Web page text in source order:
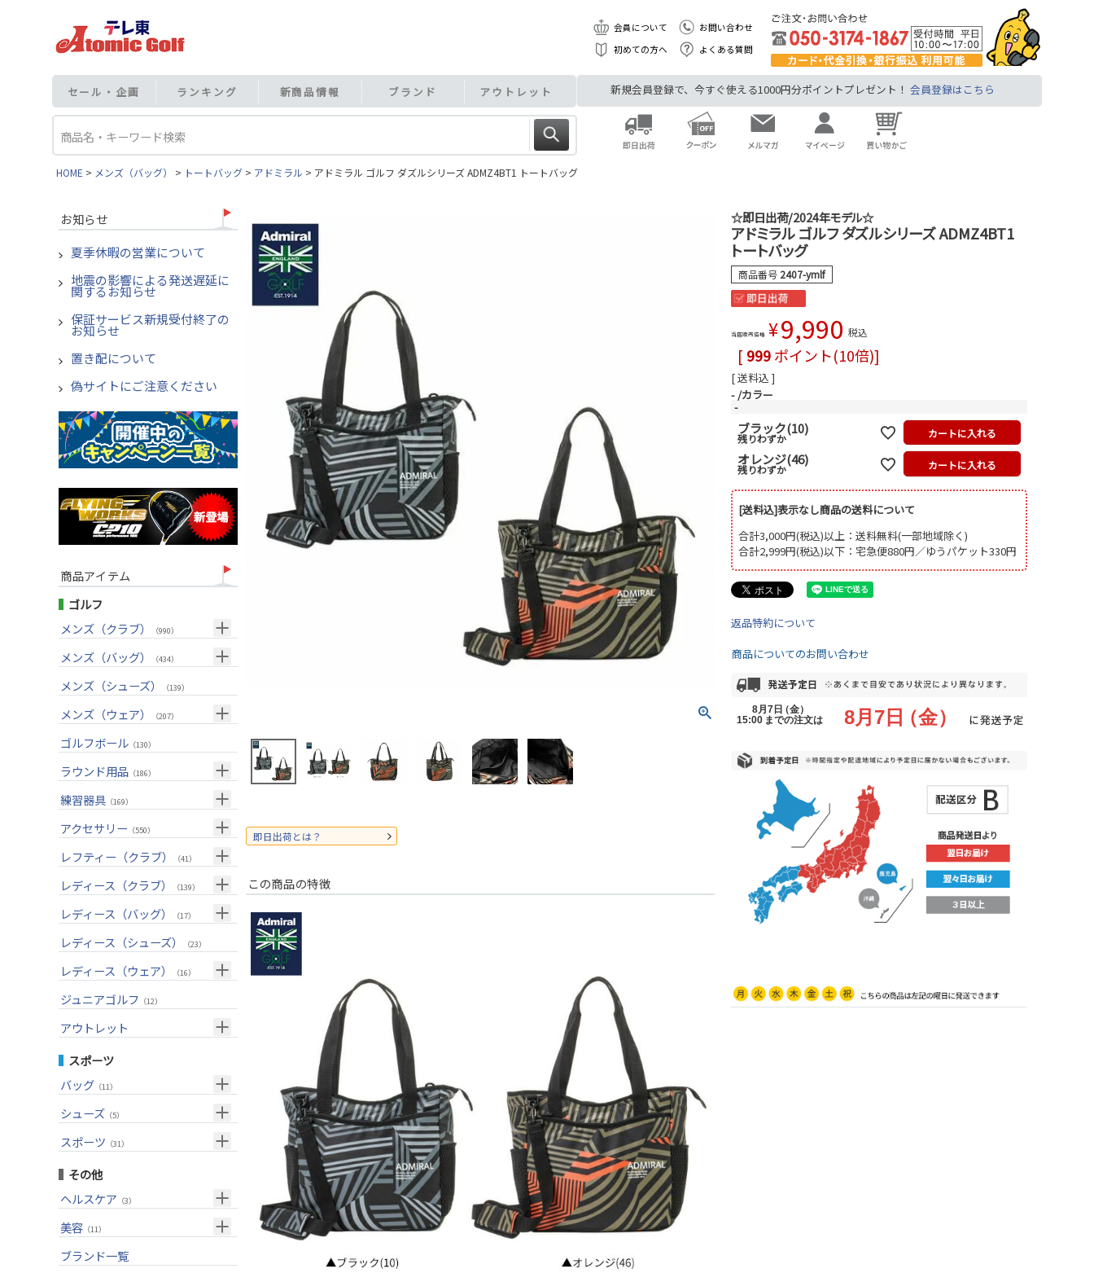
会員について
お問い合わせ
初めての方へ
よくある質問
セール・企画 ランキング 新商品情報 ブランド アウトレット 新規会員登録で、今すぐ使える1000円分ポイントプレゼント！ 会員登録はこちら
HOME メンズ（バッグ） トートバッグ アドミラル アドミラル ゴルフ ダズルシリーズ ADMZ4BT1 トートバッグ
お知らせ
夏季休暇の営業について
地震の影響による発送遅延に
関するお知らせ
保証サービス新規受付終了の
お知らせ
置き配について
偽サイトにご注意ください
商品アイテム
ゴルフ
メンズ（クラブ）
（990）
クラブセット(右用) （24）
ドライバー(右用)
フェアウェイウッド(右用)
ウェッジ(右用)
パター(右用)
チッパー(右用)（13）
USモデル（59）
カスタム
メンズ（バッグ） （434）
キャディバッグ（212）
ボストンバッグ
トートバッグ
メンズ（シューズ） （139）
メンズ（ウェア） （207）
トップス（55）
ボトムス（26）
アウター
グローブ
その他
ゴルフボール （130）
ラウンド用品 （186）
GPSナビ（33）
距離測定器
（20）
ネームプレート
傘
練習器具 （169）
パターマット（28）
スイング練習器 （114）
アクセサリー （550）
ヘッドカバー（213）
シューズケース （7）
トラベルケース （20）
サングラス
ネックレス
その他
シャフト（27）
グリップ（20）
レフティー（クラブ） （41）
クラブセット(左用) （1）
ドライバー(左用)（4）
フェアウェイウッド(左用)
ウェッジ(左用)
パター(左用)
USモデル
レディース（クラブ） （139）
クラブセット(女性用) （11）
ドライバー(女性用)（20）
フェアウェイウッド(女性用) （28）
ウェッジ(女性用)
パター(女性用)
チッパー(女性用)（2）
USモデル（1）
レディース（バッグ） （17）
キャディバッグ （12）
クラブケース （2）
レディース（シューズ） （23）
レディース（ウェア） （16）
トップス（5）
レインウェア
ジュニアゴルフ （12）
アウトレット
クラブセット
ドライバー
ユーティリティー
アイアンセット
アイアン単品
ウェッジ
パター
ゴルフバッグ
スポーツ
バッグ （11）
メンズ（10）
スーツケース
シューズ （5）
アクセサリー
スポーツ （31）
トレーニング
アウトドア
その他
ヘルスケア （3）
サポーター
美容 （11）
UVケア（11）
ブランド一覧
☆即日出荷/2024年モデル☆
アドミラル ゴルフ ダズルシリーズ ADMZ4BT1
トートバッグ
商品番号2407-ymlf
当店販売価格 ¥9,990 税込
[ 999ポイント(10倍)]
送料込
- カラー
-
ブラック(10)
残りわずか カートに入れる
オレンジ(46)
残りわずか カートに入れる
[送料込]表示なし商品の送料について
合計3,000円(税込)以上：送料無料(一部地域除く)
合計2,999円(税込)以下：宅急便880円／ゆうパケット330円
返品特約について
商品についてのお問い合わせ
即日出荷とは？
この商品の特徴